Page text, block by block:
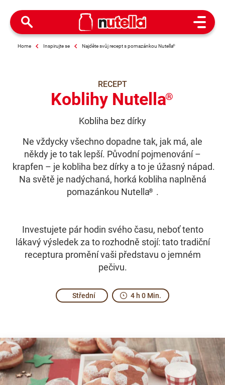
Open
Home Inspirujte se Najděte svůj recept s pomazánkou Nutella®
RECEPT
Koblihy Nutella®
Kobliha bez dírky
Ne vždycky všechno dopadne tak, jak má, ale
někdy je to tak lepší. Původní pojmenování –
krapfen – je kobliha bez dírky a to je úžasný nápad.
Na světě je nadýchaná, horká kobliha naplněná
pomazánkou Nutella® .
Investujete pár hodin svého času, neboť tento
lákavý výsledek za to rozhodně stojí: tato tradiční
receptura promění vaši představu o jemném
pečivu.
Střední 4 h 0 Min.